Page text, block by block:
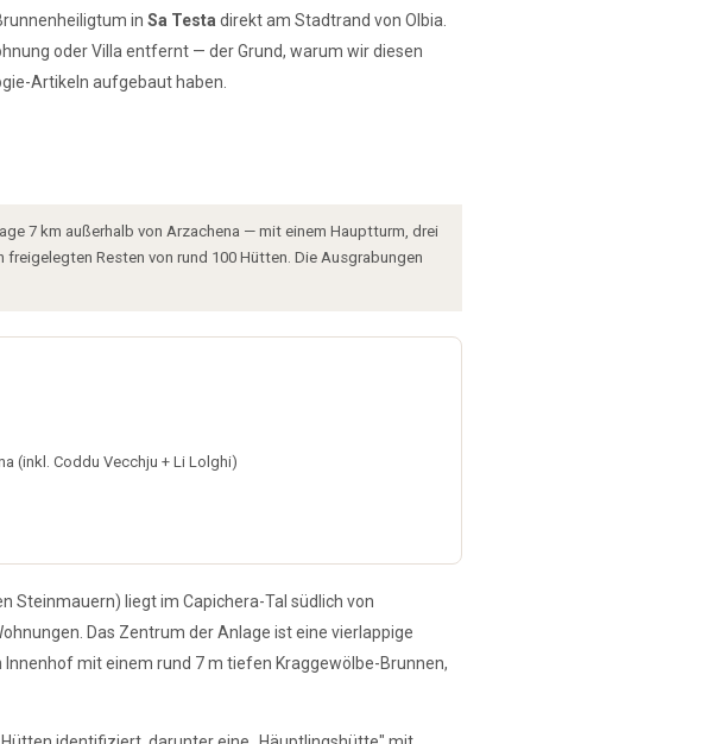
in Sa Testa direkt am Stadtrand von Olbia.
oder Villa entfernt — der Grund, warum wir diesen
Artikeln aufgebaut haben.
7 km außerhalb von Arzachena — mit einem Hauptturm, drei
Resten von rund 100 Hütten. Die Ausgrabungen
(inkl. Coddu Vecchju + Li Lolghi)
Steinmauern) liegt im Capichera-Tal südlich von
Das Zentrum der Anlage ist eine vierlappige
mit einem rund 7 m tiefen Kraggewölbe-Brunnen,